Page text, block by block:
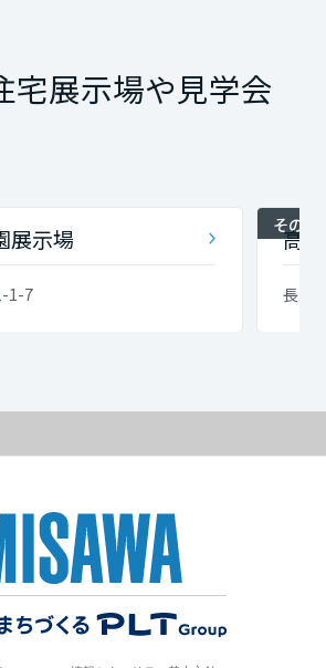
宅展示場や見学会
展示場
1-7
その他
高
長野